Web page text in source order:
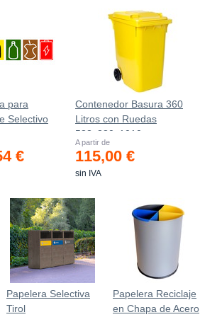
para
Selectivo
€
Contenedor Basura 360
Litros con Ruedas
583x880x1010 mm
A partir de
115,00 €
sin IVA
Papelera Selectiva
Tirol
Papelera Reciclaje
en Chapa de Acero